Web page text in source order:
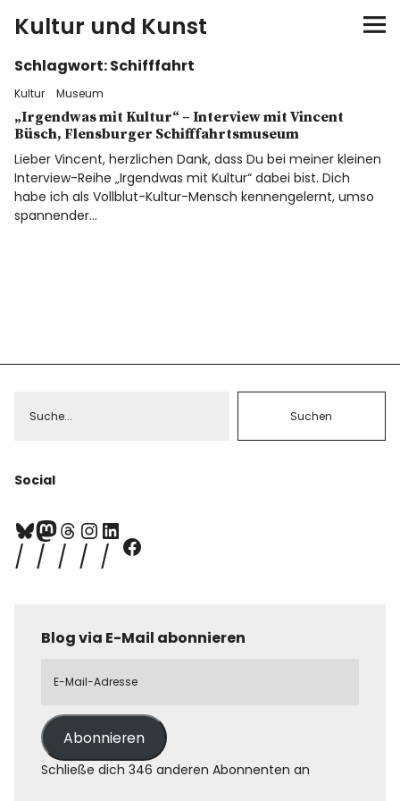
Kultur und Kunst
kultur & kunst
Ausstellungen
Spiele
Konzerte
Über mich
Schlagwort:Schifffahrt
Kultur Museum
„Irgendwas mit Kultur“ – Interview mit Vincent
Büsch, Flensburger Schifffahrtsmuseum
Lieber Vincent, herzlichen Dank, dass Du bei meiner kleinen
Interview-Reihe „Irgendwas mit Kultur“ dabei bist. Dich
habe ich als Vollblut-Kultur-Mensch kennengelernt, umso
spannender…
Social
Blog via E-Mail abonnieren
Abonnieren
Schließe dich 346 anderen Abonnenten an